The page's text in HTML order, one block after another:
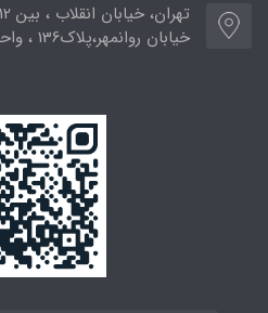
خیابان روانمهر،پلاک136 ، واحد1